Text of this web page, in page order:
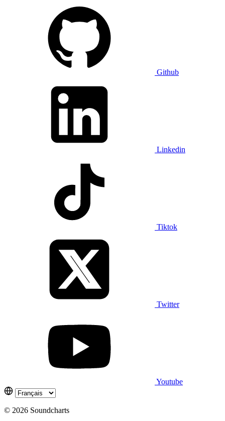
Github
Linkedin
Tiktok
Twitter
Youtube
© 2026 Soundcharts